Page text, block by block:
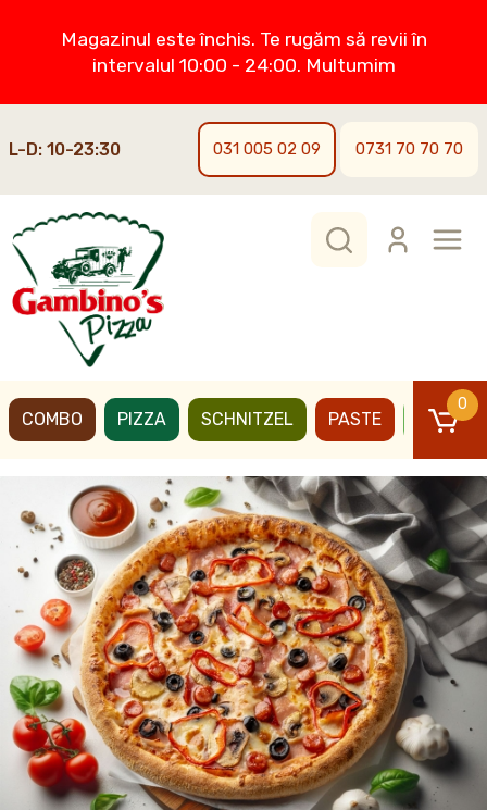
Magazinul este închis. Te rugăm să revii în
intervalul 10:00 - 24:00. Multumim
L-D: 10-23:30 031 005 02 09 0731 70 70 70
COMBO PIZZA SCHNITZEL PASTE BURGERI
0